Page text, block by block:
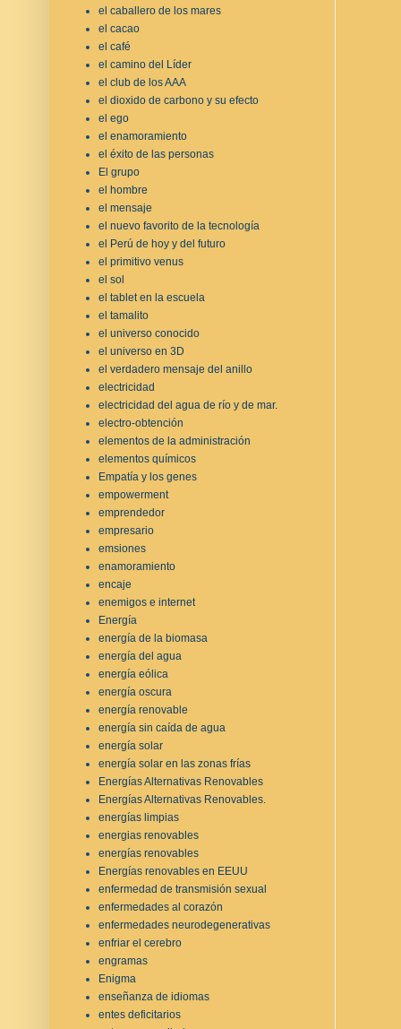
el caballero de los mares
el cacao
el café
el camino del Líder
el club de los AAA
el dioxido de carbono y su efecto
el ego
el enamoramiento
el éxito de las personas
El grupo
el hombre
el mensaje
el nuevo favorito de la tecnología
el Perú de hoy y del futuro
el primitivo venus
el sol
el tablet en la escuela
el tamalito
el universo conocido
el universo en 3D
el verdadero mensaje del anillo
electricidad
electricidad del agua de río y de mar.
electro-obtención
elementos de la administración
elementos químicos
Empatía y los genes
empowerment
emprendedor
empresario
emsiones
enamoramiento
encaje
enemigos e internet
Energía
energía de la biomasa
energía del agua
energía eólica
energía oscura
energía renovable
energía sin caída de agua
energía solar
energía solar en las zonas frías
Energías Alternativas Renovables
Energías Alternativas Renovables.
energías limpias
energias renovables
energías renovables
Energías renovables en EEUU
enfermedad de transmisión sexual
enfermedades al corazón
enfermedades neurodegenerativas
enfriar el cerebro
engramas
Enigma
enseñanza de idiomas
entes deficitarios